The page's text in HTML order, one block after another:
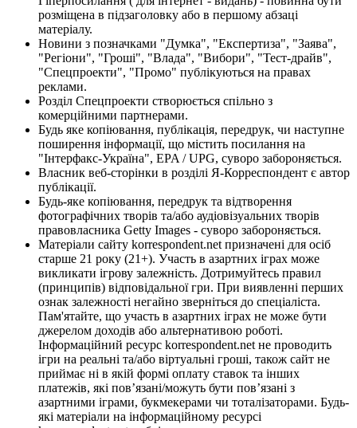
розміщена в підзаголовку або в першому абзаці
матеріалу.
Новини з позначками "Думка", "Експертиза", "Заява",
"Регіони", "Гроші", "Влада", "Вибори", "Тест-драйв",
"Спецпроекти", "Промо" публікуються на правах
реклами.
Розділ Спецпроекти створюється спільно з
комерційними партнерами.
Будь яке копіювання, публікація, передрук, чи наступне
поширення інформації, що містить посилання на
"Інтерфакс-Україна", EPA / UPG, суворо забороняється.
Власник веб-сторінки в розділі Я-Корреспондент є автор
публікації.
Будь-яке копіювання, передрук та відтворення
фотографічних творів та/або аудіовізуальних творів
правовласника Getty Images - суворо забороняється.
Матеріали сайту korrespondent.net призначені для осіб
старше 21 року (21+). Участь в азартних іграх може
викликати ігрову залежність. Дотримуйтесь правил
(принципів) відповідальної гри. При виявленні перших
ознак залежності негайно зверніться до спеціаліста.
Пам'ятайте, що участь в азартних іграх не може бути
джерелом доходів або альтернативою роботі.
Інформаційний ресурс korrespondent.net не проводить
ігри на реальні та/або віртуальні гроші, також сайт не
приймає ні в якій формі оплату ставок та інших
платежів, які пов’язані/можуть бути пов’язані з
азартними іграми, букмекерами чи тоталізаторами. Будь-
які матеріали на інформаційному ресурсі